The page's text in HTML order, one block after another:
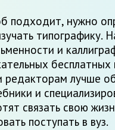
подходит, нужно
типографику.
и
бесплатных
редакторам лучше
и
связать свою
поступать в вуз.